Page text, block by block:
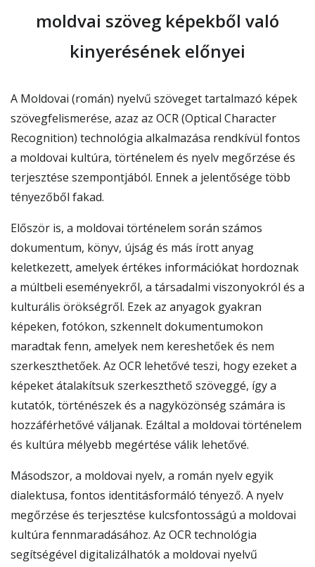
moldvai szöveg képekből való
kinyerésének előnyei
A Moldovai (román) nyelvű szöveget tartalmazó képek
szövegfelismerése, azaz az OCR (Optical Character
Recognition) technológia alkalmazása rendkívül fontos
a moldovai kultúra, történelem és nyelv megőrzése és
terjesztése szempontjából. Ennek a jelentősége több
tényezőből fakad.
Először is, a moldovai történelem során számos
dokumentum, könyv, újság és más írott anyag
keletkezett, amelyek értékes információkat hordoznak
a múltbeli eseményekről, a társadalmi viszonyokról és a
kulturális örökségről. Ezek az anyagok gyakran
képeken, fotókon, szkennelt dokumentumokon
maradtak fenn, amelyek nem kereshetőek és nem
szerkeszthetőek. Az OCR lehetővé teszi, hogy ezeket a
képeket átalakítsuk szerkeszthető szöveggé, így a
kutatók, történészek és a nagyközönség számára is
hozzáférhetővé váljanak. Ezáltal a moldovai történelem
és kultúra mélyebb megértése válik lehetővé.
Másodszor, a moldovai nyelv, a román nyelv egyik
dialektusa, fontos identitásformáló tényező. A nyelv
megőrzése és terjesztése kulcsfontosságú a moldovai
kultúra fennmaradásához. Az OCR technológia
segítségével digitalizálhatók a moldovai nyelvű